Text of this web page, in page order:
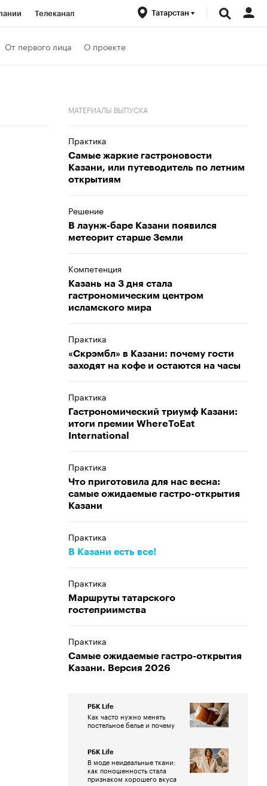
Телеканал Татарстан
От первого лица О проекте
МАТЕРИАЛЫ ВЫПУСКА
Практика
Самые жаркие гастроновости
Казани, или путеводитель по летним
открытиям
Решение
В лаунж-баре Казани появился
метеорит старше Земли
Компетенция
Казань на 3 дня стала
гастрономическим центром
исламского мира
Практика
«Скрэмбл» в Казани: почему гости
заходят на кофе и остаются на часы
Практика
Гастрономический триумф Казани:
итоги премии WhereToEat
International
Практика
Что приготовила для нас весна:
самые ожидаемые гастро-открытия
Казани
Практика
В Казани есть все!
Практика
Маршруты татарского
гостеприимства
Практика
Самые ожидаемые гастро-открытия
Казани. Версия 2026
РБК Life
Как часто нужно менять
постельное белье и почему
РБК Life
В моде неидеальные ткани:
как поношенность стала
признаком хорошего вкуса